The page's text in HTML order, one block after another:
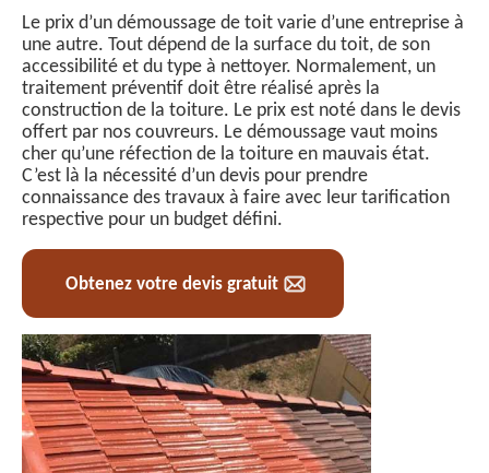
Le prix d’un démoussage de toit varie d’une entreprise à
une autre. Tout dépend de la surface du toit, de son
accessibilité et du type à nettoyer. Normalement, un
traitement préventif doit être réalisé après la
construction de la toiture. Le prix est noté dans le devis
offert par nos couvreurs. Le démoussage vaut moins
cher qu’une réfection de la toiture en mauvais état.
C’est là la nécessité d’un devis pour prendre
connaissance des travaux à faire avec leur tarification
respective pour un budget défini.
Obtenez votre devis gratuit